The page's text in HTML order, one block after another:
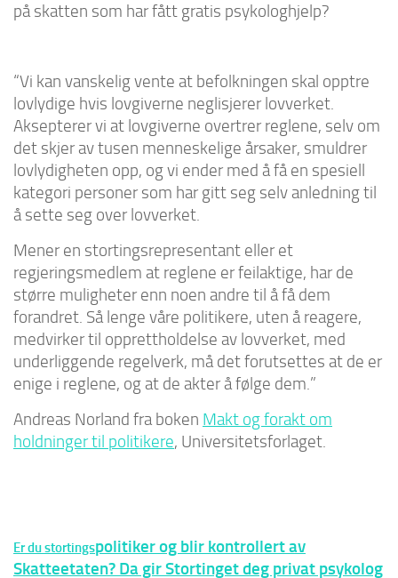
på skatten som har fått gratis psykologhjelp?
“Vi kan vanskelig vente at befolkningen skal opptre
lovlydige hvis lovgiverne neglisjerer lovverket.
Aksepterer vi at lovgiverne overtrer reglene, selv om
det skjer av tusen menneskelige årsaker, smuldrer
lovlydigheten opp, og vi ender med å få en spesiell
kategori personer som har gitt seg selv anledning til
å sette seg over lovverket.
Mener en stortingsrepresentant eller et
regjeringsmedlem at reglene er feilaktige, har de
større muligheter enn noen andre til å få dem
forandret. Så lenge våre politikere, uten å reagere,
medvirker til opprettholdelse av lovverket, med
underliggende regelverk, må det forutsettes at de er
enige i reglene, og at de akter å følge dem.”
Andreas Norland fra boken Makt og forakt om
holdninger til politikere, Universitetsforlaget.
Er du stortingspolitiker og blir kontrollert av
Skatteetaten? Da gir Stortinget deg privat psykolog